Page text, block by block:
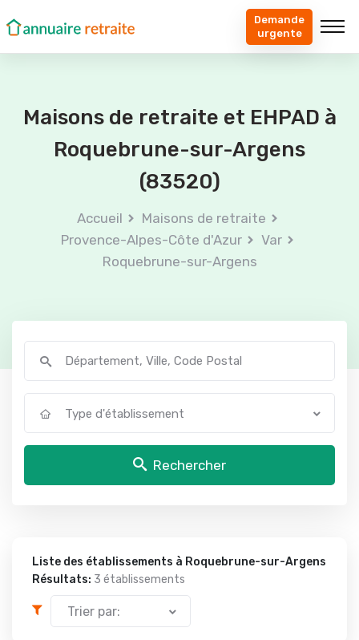
Demande
urgente
Maisons de retraite et EHPAD à
Roquebrune-sur-Argens
(83520)
Accueil
Maisons de retraite
Provence-Alpes-Côte d'Azur
Var
Roquebrune-sur-Argens
Type d'établissement
Rechercher
Liste des établissements à Roquebrune-sur-Argens
Résultats: 3 établissements
Trier par: